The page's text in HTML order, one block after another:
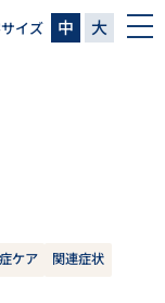
イズ 中 大
ケア 関連症状